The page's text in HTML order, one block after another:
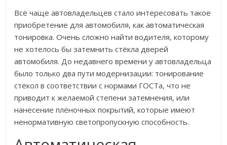
Всё чаще автовладельцев стало интересовать такое
приобретение для автомобиля, как автоматическая
тонировка. Очень сложно найти водителя, которому
не хотелось бы затемнить стёкла дверей
автомобиля. До недавнего времени у автовладельца
было только два пути модернизации: тонирование
стёкол в соответствии с нормами ГОСТа, что не
приводит к желаемой степени затемнения, или
нанесение плёночных покрытий, которые имеют
ненормативную светопропускную способность.